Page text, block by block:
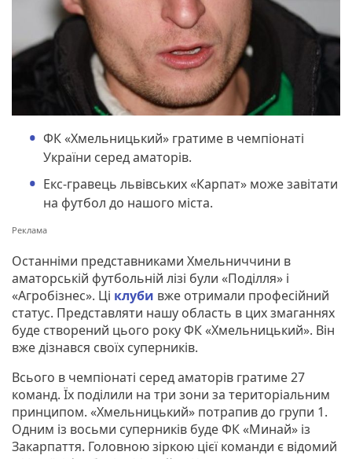
ФК «Хмельницький» гратиме в чемпіонаті
України серед аматорів.
Екс-гравець львівських «Карпат» може завітати
на футбол до нашого міста.
Останніми представниками Хмельниччини в
аматорській футбольній лізі були «Поділля» і
«Агробізнес». Ці клуби вже отримали професійний
статус. Представляти нашу область в цих змаганнях
буде створений цього року ФК «Хмельницький». Він
вже дізнався своїх суперників.
Всього в чемпіонаті серед аматорів гратиме 27
команд. Їх поділили на три зони за територіальним
принципом. «Хмельницький» потрапив до групи 1.
Одним із восьми суперників буде ФК «Минай» із
Закарпаття. Головною зіркою цієї команди є відомий